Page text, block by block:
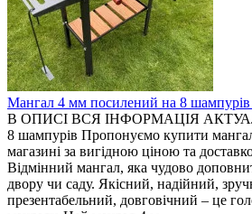
Мангал 4 мм посилений на 8 шампурів
В ОПИСІ ВСЯ ІНФОРМАЦІЯ
8 шампурів Пропонуємо купити
магазині за вигідною ціною та
Відмінний мангал, яка чудово
двору чи саду. Якісний, надійний,
презентабельний, довговічний – це